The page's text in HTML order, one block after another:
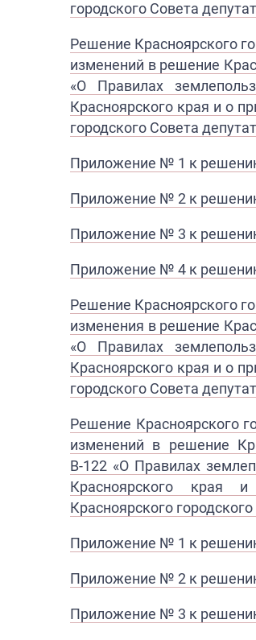
городского Совета
Решение Красноярского
изменений в решение
«О Правилах
Красноярского края и о
городского Совета
Приложение № 1 к
Приложение № 2 к
Приложение № 3 к
Приложение № 4 к
Решение Красноярского
изменения в решение
«О Правилах
Красноярского края и о
городского Совета
Решение Красноярского
изменений в решение
В-122 «О Правилах
Красноярского края и
Красноярского г
Приложение № 1 к
Приложение № 2 к
Приложение № 3 к